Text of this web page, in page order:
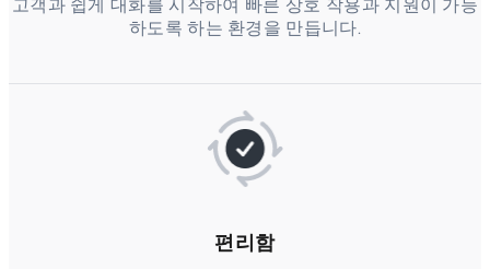
하도록 하는 환경을 만듭니다.
편리함